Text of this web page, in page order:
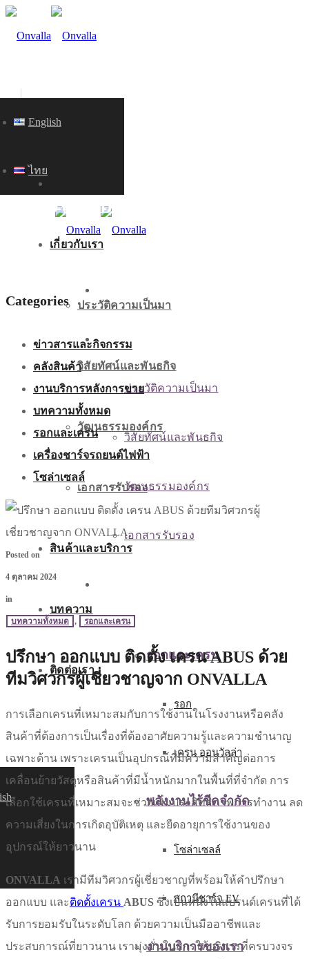
เกี่ยวกับเรา
ประวัติความเป็นมา
วิสัยทัศน์และพันธกิจ
วัฒนธรรมองค์กร
เอกสารรับรอง
สินค้าและบริการ
บทความ
ติดต่อเรา
English
ไทย
เกี่ยวกับเรา
ประวัติความเป็นมา
วิสัยทัศน์และพันธกิจ
วัฒนธรรมองค์กร
เอกสารรับรอง
รอกและเครน
รอก
เครน ออนวัลล่า
พลังงานไร้ขีดจำกัด
โซล่าเซลล์
สถานีชาร์จ EV
งานบริการของเรา
KNOWLEDGE
Categories
ข่าวสารและกิจกรรม
คลังสินค้า
งานบริการหลังการขาย
บทความทั้งหมด
รอกและเครน
เครื่องชาร์จรถยนต์ไฟฟ้า
โซล่าเซลล์
Posted on
4 ตุลาคม 2024
in
บทความทั้งหมด , รอกและเครน
ปรึกษา ออกแบบ ติดตั้ง เครน ABUS ด้วย
ทีมวิศวกรผู้เชี่ยวชาญจาก ONVALLA
การเลือกเครนที่เหมาะสมกับการใช้งานในโรงงานหรือคลัง
สินค้าที่ต้องการเป็นเรื่องที่ต้องอาศัยความรู้และความชำนาญ
เฉพาะด้าน เพราะเครนเป็นอุปกรณ์ที่มีความสำคัญต่อการ
เคลื่อนย้ายวัสดุหรือสินค้าที่มีน้ำหนักมากในพื้นที่ที่จำกัด การ
เลือกใช้เครนที่เหมาะสมจะช่วยเพิ่มประสิทธิภาพการทำงาน ลด
ความเสี่ยงในการเกิดอุบัติเหตุ และยืดอายุการใช้งานของ
อุปกรณ์ให้ยาวนาน
ONVALLA เรามีทีมวิศวกรผู้เชี่ยวชาญที่พร้อมให้คำปรึกษา
ออกแบบ และติดตั้งเครน ABUS ซึ่งเป็นหนึ่งในแบรนด์เครนที่ได้
รับการยอมรับในระดับโลก ด้วยความเป็นมืออาชีพและ
ประสบการณ์ที่ยาวนาน เรามุ่งมั่นในการให้บริการที่ครบวงจร